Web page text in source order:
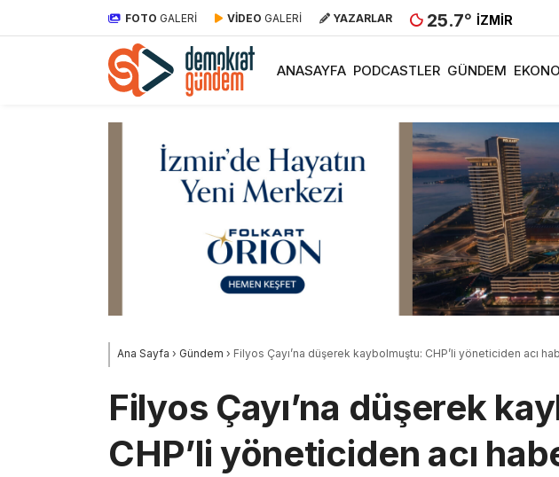
FOTO GALERİ VİDEO GALERİ YAZARLAR 25.7° İZMIR
ANASAYFA PODCASTLER GÜNDEM
Ana Sayfa › Gündem › Filyos Çayı’na düşerek kaybolmuştu: CHP’li yöneticiden acı
Filyos Çayı’na düşerek
CHP’li yöneticiden acı